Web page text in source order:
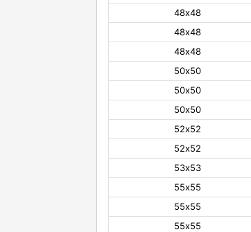
48х48
48х48
48х48
50х50
50х50
50х50
52х52
52х52
53х53
55х55
55х55
55х55